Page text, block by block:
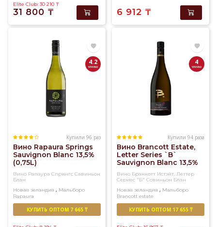
Elite Club: 30 210 ₸
31 800 ₸ 6 912 ₸
4.2
Купили 96 раз
Вино Rapaura Springs
Sauvignon Blanc 13,5%
(0,75L)
Вино Рапаура Спрингс Савиньон
Блан
Новая зеландия , Мальборо
Rapaura
Белое Сухое
КУПИТЬ ОПТОМ 7 665 ₸
4
Купили 94 раза
Вино Brancott Estate,
Letter Series `B`
Sauvignon Blanc 13,5%
(0,75L)
Вино Бранкотт Истэйт, Леттер
Сериес "Б" Совиньон Блан
Новая зеландия , Мальборо
Brancott estate
Белое Сухое
КУПИТЬ ОПТОМ 17 655 ₸